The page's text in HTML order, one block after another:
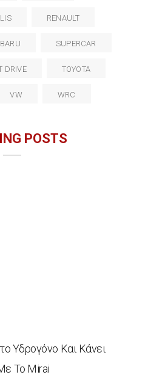
RENAULT
SUPERCAR
DRIVE TOYOTA
VW WRC
POSTS
Υδρογόνο Και Κάνει
Το Mirai